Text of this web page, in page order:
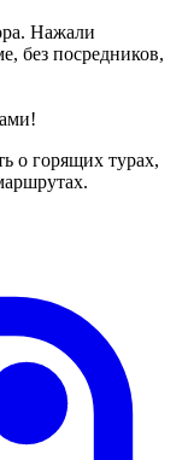
Нажали
без посредников,
о горящих турах,